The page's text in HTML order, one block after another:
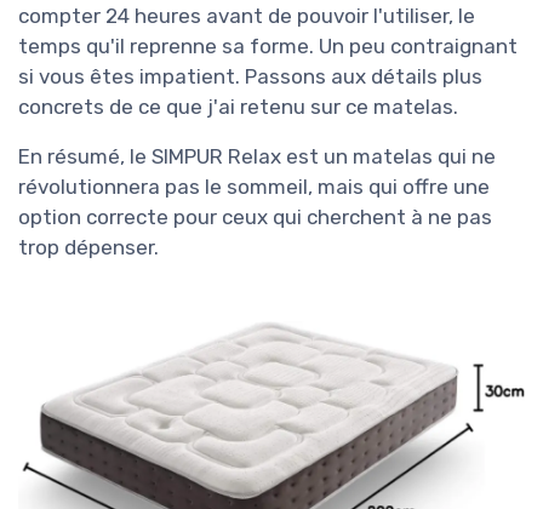
compter 24 heures avant de pouvoir l'utiliser, le
temps qu'il reprenne sa forme. Un peu contraignant
si vous êtes impatient. Passons aux détails plus
concrets de ce que j'ai retenu sur ce matelas.
En résumé, le SIMPUR Relax est un matelas qui ne
révolutionnera pas le sommeil, mais qui offre une
option correcte pour ceux qui cherchent à ne pas
trop dépenser.